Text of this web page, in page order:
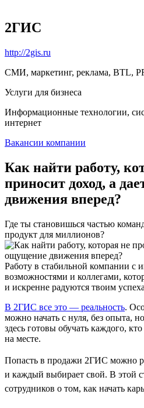
2ГИС
http://2gis.ru
СМИ, маркетинг, реклама, BTL,
Услуги для бизнеса
Информационные технологии,
интернет
Вакансии компании
Как найти работу,
приносит доход, а
движения вперед?
Где ты становишься частью
продукт для миллионов?
Работу в стабильной компании с
возможностями и коллегами,
и искренне радуются твоим
В 2ГИС все это — реальность.
можно начать с нуля, без опыта,
здесь готовы обучать каждого,
на месте.
Попасть в продажи 2ГИС можно
и каждый выбирает свой. В этой
сотрудников о том, как начать